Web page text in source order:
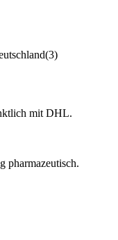
(3)
mit DHL.
pharmazeutisch.